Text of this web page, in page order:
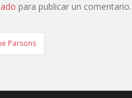
para publicar un comentario.
Parsons